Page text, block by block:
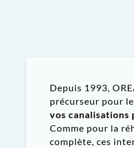
Depuis 1993 ,
précurseur pour
vos canalisations
Comme pour la
complète, ces